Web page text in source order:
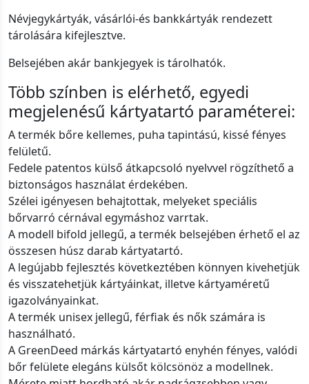
Névjegykártyák, vásárlói-és bankkártyák rendezett
tárolására kifejlesztve.
Belsejében akár bankjegyek is tárolhatók.
Több színben is elérhető, egyedi
megjelenésű kártyatartó paraméterei:
A termék bőre kellemes, puha tapintású, kissé fényes
felületű.
Fedele patentos külső átkapcsoló nyelvvel rögzíthető a
biztonságos használat érdekében.
Szélei igényesen behajtottak, melyeket speciális
bőrvarró cérnával egymáshoz varrtak.
A modell bifold jellegű, a termék belsejében érhető el az
összesen húsz darab kártyatartó.
A legújabb fejlesztés következtében könnyen kivehetjük
és visszatehetjük kártyáinkat, illetve kártyaméretű
igazolványainkat.
A termék unisex jellegű, férfiak és nők számára is
használható.
A GreenDeed márkás kártyatartó enyhén fényes, valódi
bőr felülete elegáns külsőt kölcsönöz a modellnek.